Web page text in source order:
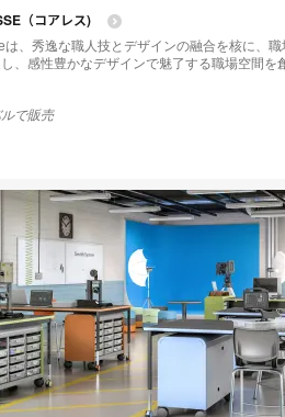
（コアレス)
は、秀逸な職人技とデザインの融合を核に、職
、感性豊かなデザインで魅了する職場空間を
で販売